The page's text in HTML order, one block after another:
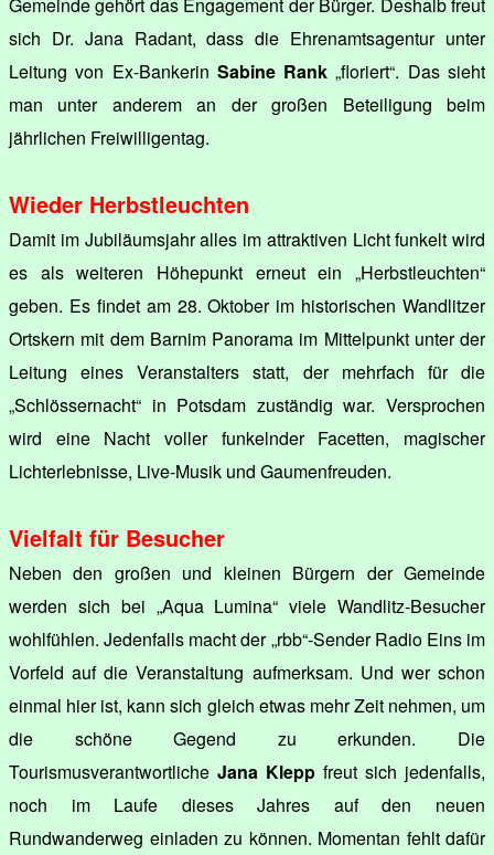
sich Dr. Jana Radant, dass die Ehrenamtsagentur unter
Leitung von Ex-Bankerin Sabine Rank „floriert“. Das sieht
man unter anderem an der großen Beteiligung beim
jährlichen Freiwilligentag.
Wieder Herbstleuchten
Damit im Jubiläumsjahr alles im attraktiven Licht funkelt wird
es als weiteren Höhepunkt erneut ein „Herbstleuchten“
geben. Es findet am 28. Oktober im historischen Wandlitzer
Ortskern mit dem Barnim Panorama im Mittelpunkt unter der
Leitung eines Veranstalters statt, der mehrfach für die
„Schlössernacht“ in Potsdam zuständig war. Versprochen
wird eine Nacht voller funkelnder Facetten, magischer
Lichterlebnisse, Live-Musik und Gaumenfreuden.
Vielfalt für Besucher
Neben den großen und kleinen Bürgern der Gemeinde
werden sich bei „Aqua Lumina“ viele Wandlitz-Besucher
wohlfühlen. Jedenfalls macht der „rbb“-Sender Radio Eins im
Vorfeld auf die Veranstaltung aufmerksam. Und wer schon
einmal hier ist, kann sich gleich etwas mehr Zeit nehmen, um
die schöne Gegend zu erkunden. Die
Tourismusverantwortliche Jana Klepp freut sich jedenfalls,
noch im Laufe dieses Jahres auf den neuen
Rundwanderweg einladen zu können. Momentan fehlt dafür